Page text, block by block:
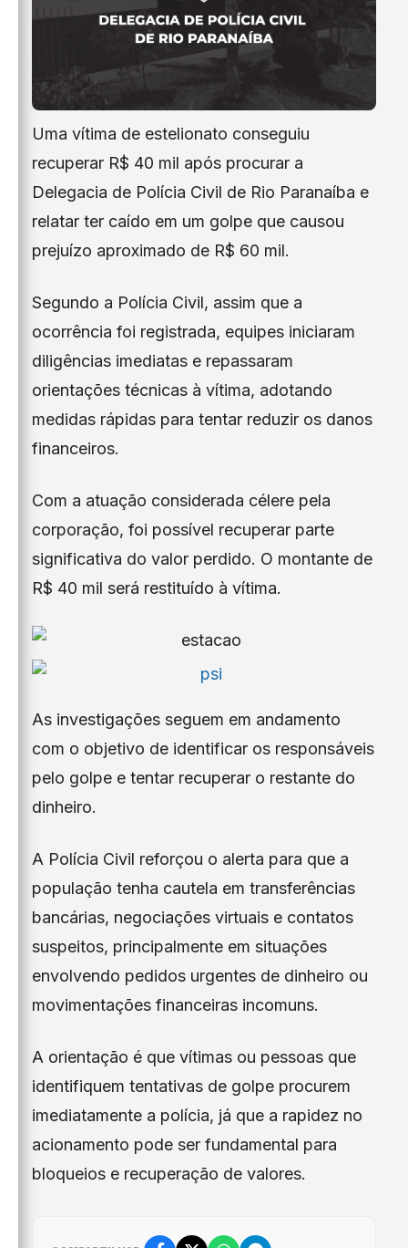
Uma vítima de estelionato conseguiu
recuperar R$ 40 mil após procurar a
Delegacia de Polícia Civil de Rio Paranaíba e
relatar ter caído em um golpe que causou
prejuízo aproximado de R$ 60 mil.
Segundo a Polícia Civil, assim que a
ocorrência foi registrada, equipes iniciaram
diligências imediatas e repassaram
orientações técnicas à vítima, adotando
medidas rápidas para tentar reduzir os danos
financeiros.
Com a atuação considerada célere pela
corporação, foi possível recuperar parte
significativa do valor perdido. O montante de
R$ 40 mil será restituído à vítima.
As investigações seguem em andamento
com o objetivo de identificar os responsáveis
pelo golpe e tentar recuperar o restante do
dinheiro.
A Polícia Civil reforçou o alerta para que a
população tenha cautela em transferências
bancárias, negociações virtuais e contatos
suspeitos, principalmente em situações
envolvendo pedidos urgentes de dinheiro ou
movimentações financeiras incomuns.
A orientação é que vítimas ou pessoas que
identifiquem tentativas de golpe procurem
imediatamente a polícia, já que a rapidez no
acionamento pode ser fundamental para
bloqueios e recuperação de valores.